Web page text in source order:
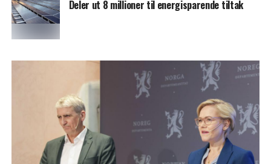
Deler ut 8 millioner til energisparende tiltak